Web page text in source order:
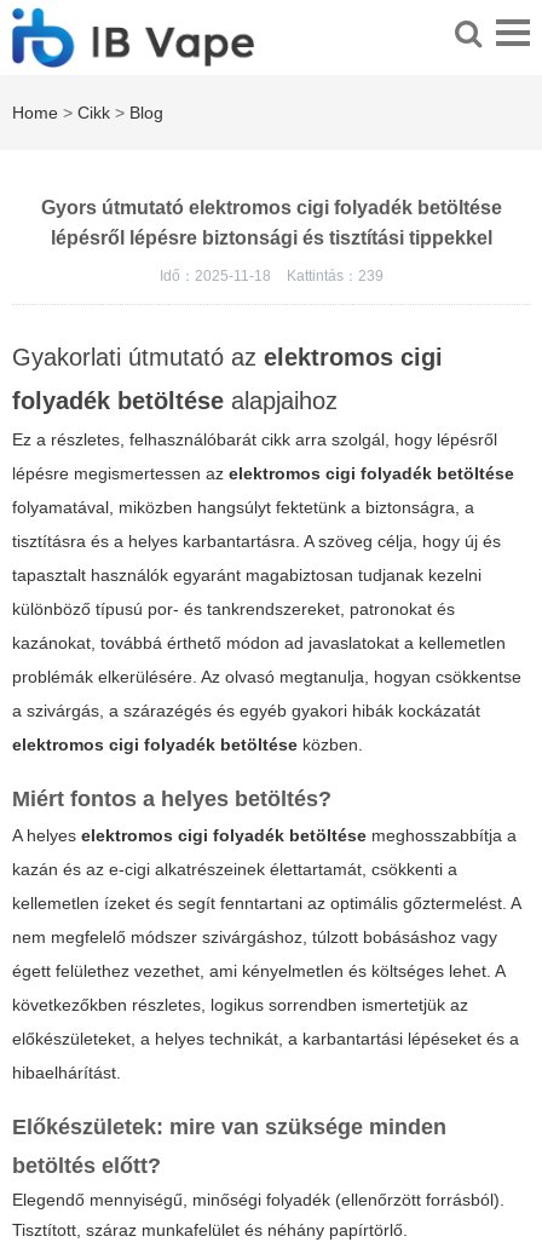
Home > Cikk > Blog
Gyors útmutató elektromos cigi folyadék betöltése
lépésről lépésre biztonsági és tisztítási tippekkel
Idő：2025-11-18 Kattintás： 239
Gyakorlati útmutató az elektromos cigi
folyadék betöltése alapjaihoz
Ez a részletes, felhasználóbarát cikk arra szolgál, hogy lépésről
lépésre megismertessen az elektromos cigi folyadék betöltése
folyamatával, miközben hangsúlyt fektetünk a biztonságra, a
tisztításra és a helyes karbantartásra. A szöveg célja, hogy új és
tapasztalt használók egyaránt magabiztosan tudjanak kezelni
különböző típusú por- és tankrendszereket, patronokat és
kazánokat, továbbá érthető módon ad javaslatokat a kellemetlen
problémák elkerülésére. Az olvasó megtanulja, hogyan csökkentse
a szivárgás, a szárazégés és egyéb gyakori hibák kockázatát
elektromos cigi folyadék betöltése közben.
Miért fontos a helyes betöltés?
A helyes elektromos cigi folyadék betöltése meghosszabbítja a
kazán és az e-cigi alkatrészeinek élettartamát, csökkenti a
kellemetlen ízeket és segít fenntartani az optimális gőztermelést. A
nem megfelelő módszer szivárgáshoz, túlzott bobásáshoz vagy
égett felülethez vezethet, ami kényelmetlen és költséges lehet. A
következőkben részletes, logikus sorrendben ismertetjük az
előkészületeket, a helyes technikát, a karbantartási lépéseket és a
hibaelhárítást.
Előkészületek: mire van szüksége minden
betöltés előtt?
Elegendő mennyiségű, minőségi folyadék (ellenőrzött forrásból).
Tisztított, száraz munkafelület és néhány papírtörlő.